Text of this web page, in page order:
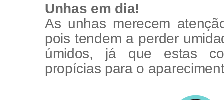
Unhas em dia!
As unhas merecem
pois tendem a perder
úmidos, já que estas
propícias para o